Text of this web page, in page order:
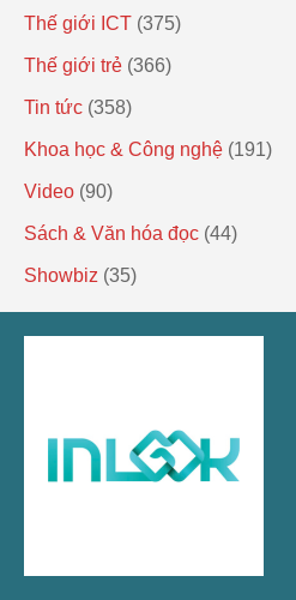
Thế giới ICT (375)
Thế giới trẻ (366)
Tin tức (358)
Khoa học & Công nghệ (191)
Video (90)
Sách & Văn hóa đọc (44)
Showbiz (35)